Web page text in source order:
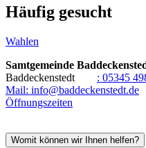
Häufig gesucht
Wahlen
Samtgemeinde
Baddeckenstedt : 05345
Mail: info@baddeckenstedt.de
Öffnungszeiten
Womit können wir Ihnen helfen?